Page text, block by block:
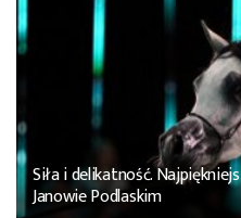
Siła i delikatność.
Janowie Podlaskim